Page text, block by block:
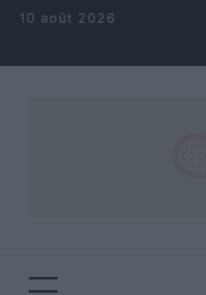
Aller au contenu
10 août 2026